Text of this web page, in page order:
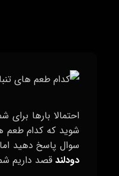
احتمالا بارها
شوید که کدام طعم
سوال پاسخ دهید
دودلند قصد داریم